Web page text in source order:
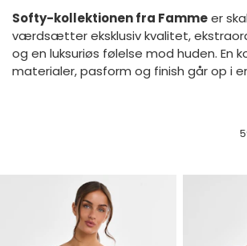
Softy-kollektionen fra Fammeer
værdsætter eksklusiv kvalitet,
og en luksuriøs følelse mod huden. En
materialer, pasform og finish går op i